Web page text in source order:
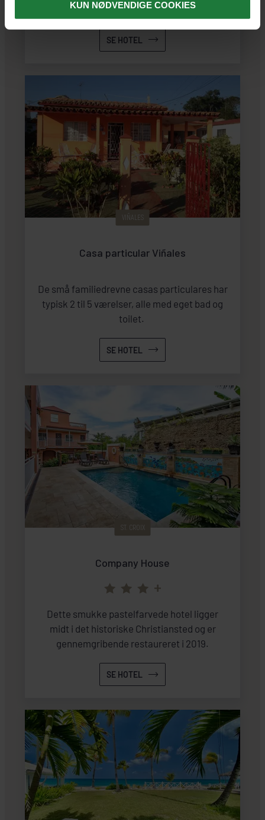
KUN NØDVENDIGE COOKIES
Varadero.
SE HOTEL
VIÑALES
Casa particular Viñales
De små familiedrevne casas particulares har
typisk 2 til 5 værelser, alle med eget bad og
toilet.
SE HOTEL
ST. CROIX
Company House
+
Dette smukke pastelfarvede hotel ligger
midt i det historiske Christiansted og er
gennemgribende restaureret i 2019.
SE HOTEL